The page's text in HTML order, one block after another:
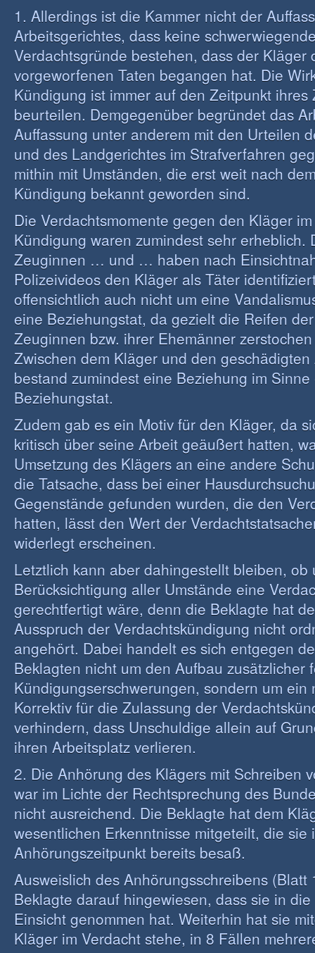
1. Allerdings ist die Kammer nicht der
Arbeitsgerichtes, dass keine
Verdachtsgründe bestehen, dass der Kläger
vorgeworfenen Taten begangen hat. Die
Kündigung ist immer auf den Zeitpunkt ihres
beurteilen. Demgegenüber begründet das
Auffassung unter anderem mit den Urteilen
und des Landgerichtes im Strafverfahren
mithin mit Umständen, die erst weit nach
Kündigung bekannt geworden sind.
Die Verdachtsmomente gegen den Kläger
Kündigung waren zumindest sehr erheblich.
Zeuginnen … und … haben nach
Polizeivideos den Kläger als Täter
offensichtlich auch nicht um eine
eine Beziehungstat, da gezielt die Reifen
Zeuginnen bzw. ihrer Ehemänner
Zwischen dem Kläger und den
bestand zumindest eine Beziehung im
Beziehungstat.
Zudem gab es ein Motiv für den Kläger, da
kritisch über seine Arbeit geäußert hatten,
Umsetzung des Klägers an eine andere
die Tatsache, dass bei einer
Gegenstände gefunden wurden, die den
hatten, lässt den Wert der
widerlegt erscheinen.
Letztlich kann aber dahingestellt bleiben, ob
Berücksichtigung aller Umstände eine
gerechtfertigt wäre, denn die Beklagte hat
Ausspruch der Verdachtskündigung nicht
angehört. Dabei handelt es sich entgegen
Beklagten nicht um den Aufbau zusätzlicher
Kündigungserschwerungen, sondern um ein
Korrektiv für die Zulassung der
verhindern, dass Unschuldige allein auf
ihren Arbeitsplatz verlieren.
2. Die Anhörung des Klägers mit Schreiben
war im Lichte der Rechtsprechung des
nicht ausreichend. Die Beklagte hat dem
wesentlichen Erkenntnisse mitgeteilt, die sie
Anhörungszeitpunkt bereits besaß.
Ausweislich des Anhörungsschreibens (Blatt
Beklagte darauf hingewiesen, dass sie in
Einsicht genommen hat. Weiterhin hat sie
Kläger im Verdacht stehe, in 8 Fällen